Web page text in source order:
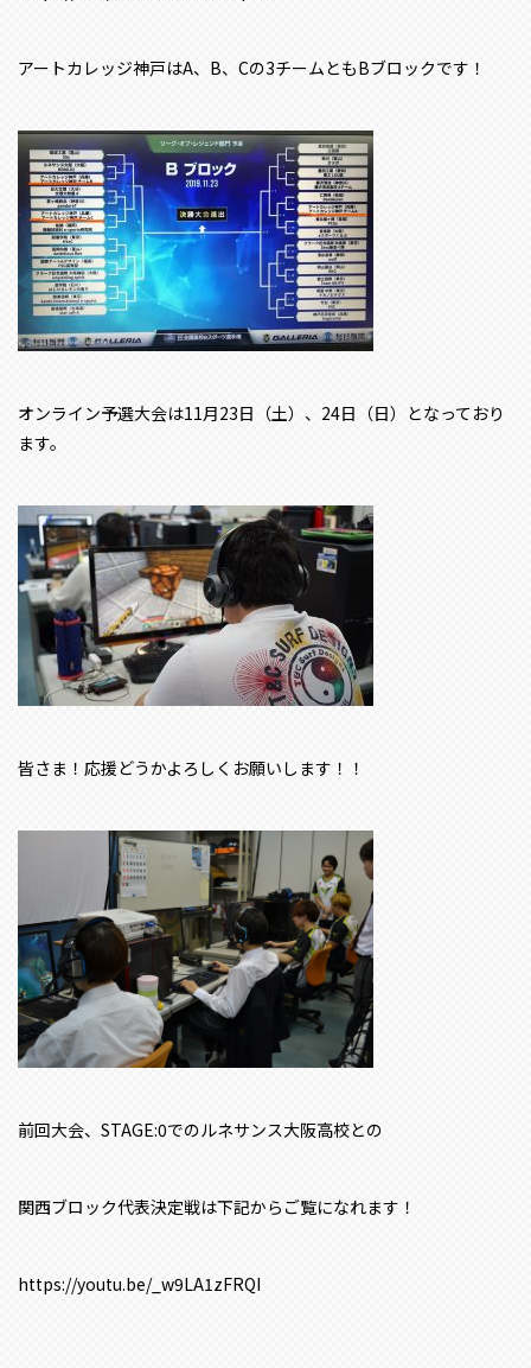
アートカレッジ神戸はA、B、Cの3チームともBブロックです！
オンライン予選大会は11月23日（土）、24日（日）となっており
ます。
皆さま！応援どうかよろしくお願いします！！
前回大会、STAGE:0でのルネサンス大阪高校との
関西ブロック代表決定戦は下記からご覧になれます！
https://youtu.be/_w9LA1zFRQI